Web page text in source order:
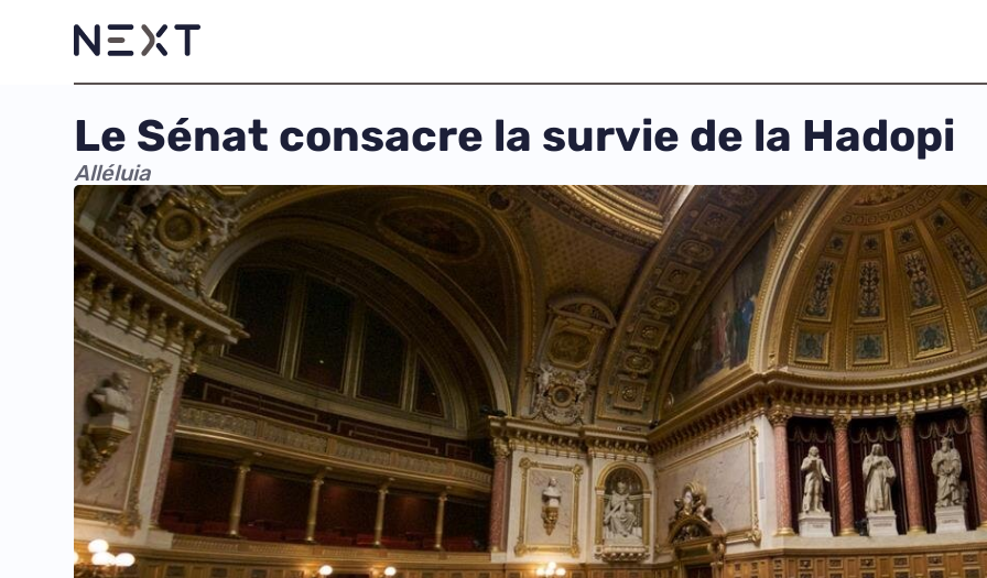
Le Sénat consacre la survie de la Hadopi
Alléluia